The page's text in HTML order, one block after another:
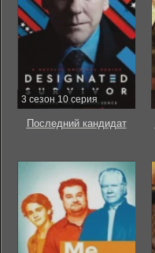
3 сезон 10 серия
Последний кандидат